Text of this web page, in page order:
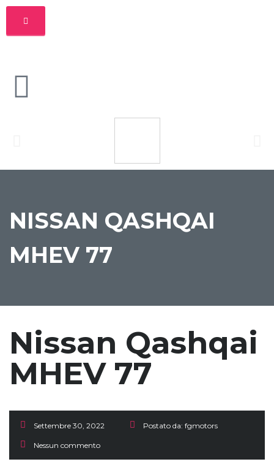
NISSAN QASHQAI
MHEV 77
Nissan Qashqai
MHEV 77
Settembre 30, 2022 Postato da: fgmotors
Nessun commento